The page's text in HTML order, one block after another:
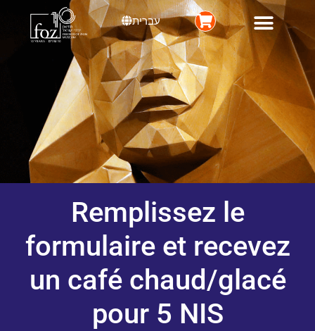
עברית
Remplissez le
formulaire et recevez
un café chaud/glacé
pour 5 NIS